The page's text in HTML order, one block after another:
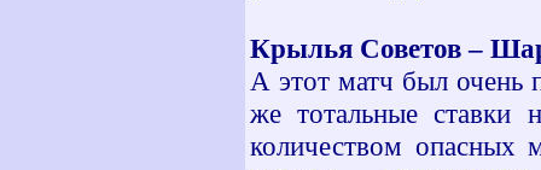
Крылья Советов –
А этот матч был очень
же тотальные ставки
количеством